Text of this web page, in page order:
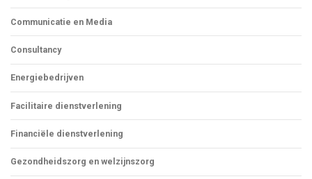
Communicatie en Media
Consultancy
Energiebedrijven
Facilitaire dienstverlening
Financiële dienstverlening
Gezondheidszorg en welzijnszorg